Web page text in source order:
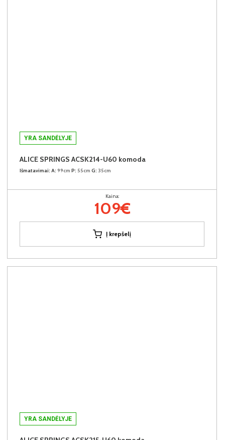
YRA SANDĖLYJE
ALICE SPRINGS ACSK214-U60 komoda
Išmatavimai: A: 99cm P: 55cm G: 35cm
Kaina:
109€
Į krepšelį
YRA SANDĖLYJE